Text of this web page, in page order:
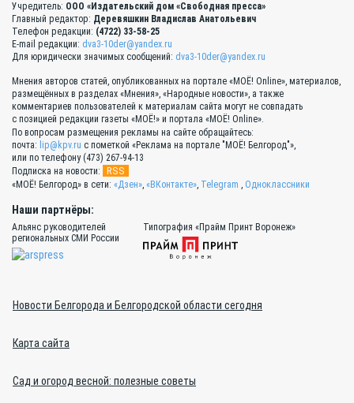
Учредитель: ООО «Издательский дом «Свободная пресса»
Главный редактор: Деревяшкин Владислав Анатольевич
Телефон редакции: (4722) 33-58-25
E-mail редакции: dva3-10der@yandex.ru
Для юридически значимых сообщений: dva3-10der@yandex.ru
Мнения авторов статей, опубликованных на портале «МОЁ! Online», материалов,
размещённых в разделах «Мнения», «Народные новости», а также
комментариев пользователей к материалам сайта могут не совпадать
с позицией редакции газеты «МОЁ!» и портала «МОЁ! Online».
По вопросам размещения рекламы на сайте обращайтесь:
почта: lip@kpv.ru с пометкой «Реклама на портале "МОЁ! Белгород"»,
или по телефону (473) 267-94-13
Подписка на новости:
RSS
«МОЁ! Белгород» в сети: «Дзен», «ВКонтакте», Telegram , Одноклассники
Наши партнёры:
Альянс руководителей
региональных СМИ России
Типография «Прайм Принт Воронеж»
Новости Белгорода и Белгородской области сегодня
Карта сайта
Сад и огород весной: полезные советы